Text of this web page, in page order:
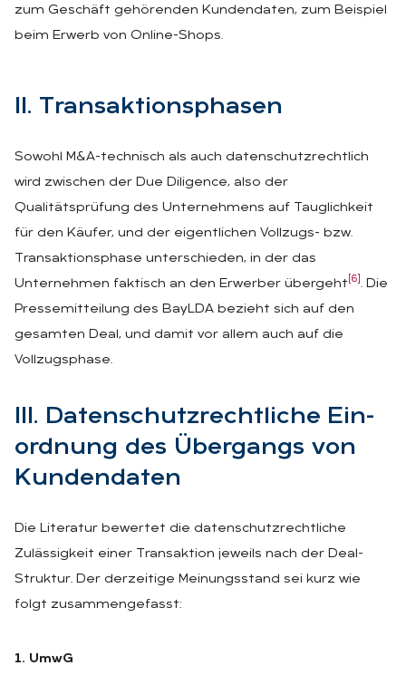
zum Geschäft gehörenden Kundendaten, zum Beispiel
beim Erwerb von Online-Shops.
II. Trans­ak­ti­ons­pha­sen
Sowohl M&A-technisch als auch datenschutzrechtlich
wird zwischen der Due Diligence, also der
Qualitätsprüfung des Unternehmens auf Tauglichkeit
für den Käufer, und der eigentlichen Vollzugs- bzw.
Transaktionsphase unterschieden, in der das
Unternehmen faktisch an den Erwerber übergeht [6] . Die
Pressemitteilung des BayLDA bezieht sich auf den
gesamten Deal, und damit vor allem auch auf die
Vollzugsphase.
III. Da­ten­schutz­recht­li­che Ein­
ord­nung des Über­gangs von
Kun­den­da­ten
Die Literatur bewertet die datenschutzrechtliche
Zulässigkeit einer Transaktion jeweils nach der Deal-
Struktur. Der derzeitige Meinungsstand sei kurz wie
folgt zusammengefasst:
1. UmwG